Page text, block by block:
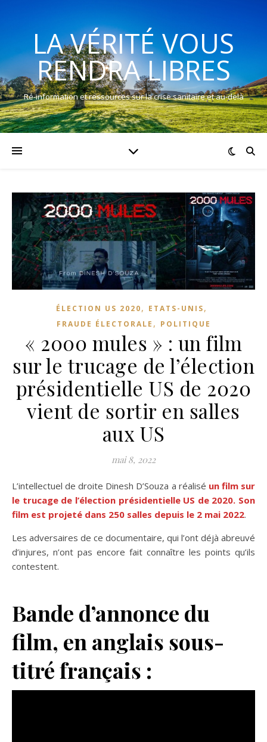
LA VÉRITÉ VOUS
RENDRA LIBRES
Ré-information et ressources sur la crise sanitaire et au-delà
ÉLECTION US 2020, ETATS-UNIS,
FRAUDE ÉLECTORALE , POLITIQUE
« 2000 mules » : un film
sur le trucage de l’élection
présidentielle US de 2020
vient de sortir en salles
aux US
mai 8, 2022
L’intellectuel de droite Dinesh D’Souza a réalisé un film sur
le trucage de l’élection présidentielle US de 2020. Son
film est projeté dans 250 salles depuis le 2 mai 2022.
Les adversaires de ce documentaire, qui l’ont déjà abreuvé
d’injures, n’ont pas encore fait connaître les points qu’ils
contestent.
Bande d’annonce du
film, en anglais sous-
titré français :